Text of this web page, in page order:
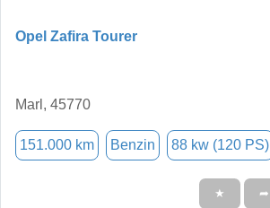
Opel Zafira Tourer
Marl, 45770
151.000 km Benzin 88 kw (120 PS)
★ ➦